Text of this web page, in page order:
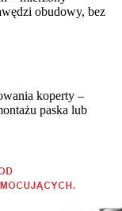
obudowy, bez
koperty –
paska lub